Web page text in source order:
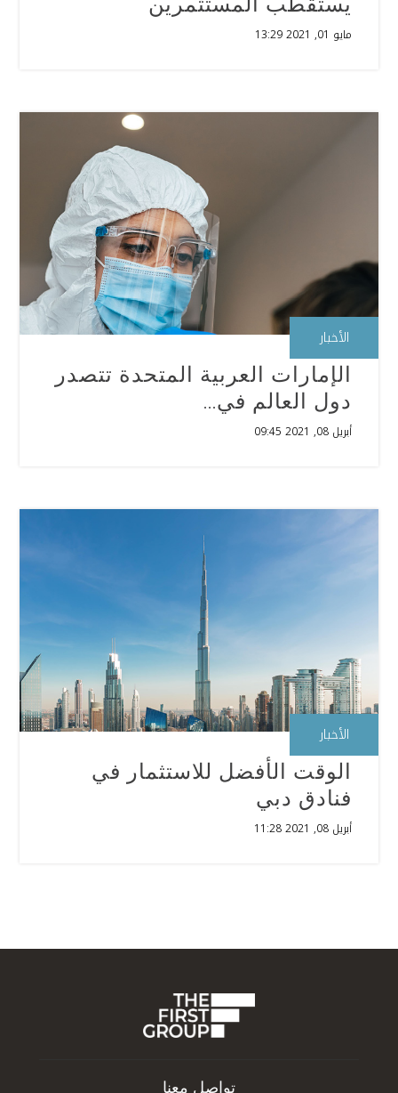
مايو 01, 2021 13:29
الأخبار
الإمارات العربية المتحدة تتصدر
دول العالم في...
أبريل 08, 2021 09:45
الأخبار
الوقت الأفضل للاستثمار في
فنادق دبي
أبريل 08, 2021 11:28
تواصل معنا